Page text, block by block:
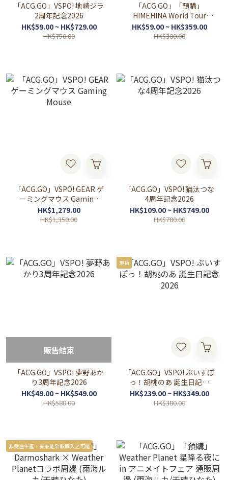
「ACG.GO」VSPO! 地崎ジラ
2周年記念2026
HK$59.00 ~ HK$729.00
HK$750.00
「ACG.GO」「預購」
HIMEHINA World Tour
2026 Final 2Daysグッズ
HK$59.00 ~ HK$359.00
HK$380.00
「ACG.GO」VSPO! GEAR ゲ
ーミングマウス Gaming
Mouse
HK$1,279.00
HK$1,350.00
「ACG.GO」VSPO! 猫汰つな
4周年記念2026
HK$109.00 ~ HK$749.00
HK$780.00
販售結束
「ACG.GO」VSPO! 夢野あか
り3周年記念2026
HK$49.00 ~ HK$549.00
HK$580.00
現貨
「ACG.GO」VSPO! ぶいすぽ
っ！胡桃のあ 誕生日記念
2026
HK$239.00 ~ HK$349.00
HK$380.00
非受注生產，有未能全數購入之可能